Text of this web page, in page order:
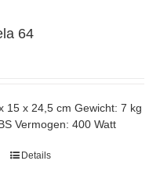
64
15 x 24,5 cm Gewicht: 7 kg
Vermogen: 400 Watt
Details